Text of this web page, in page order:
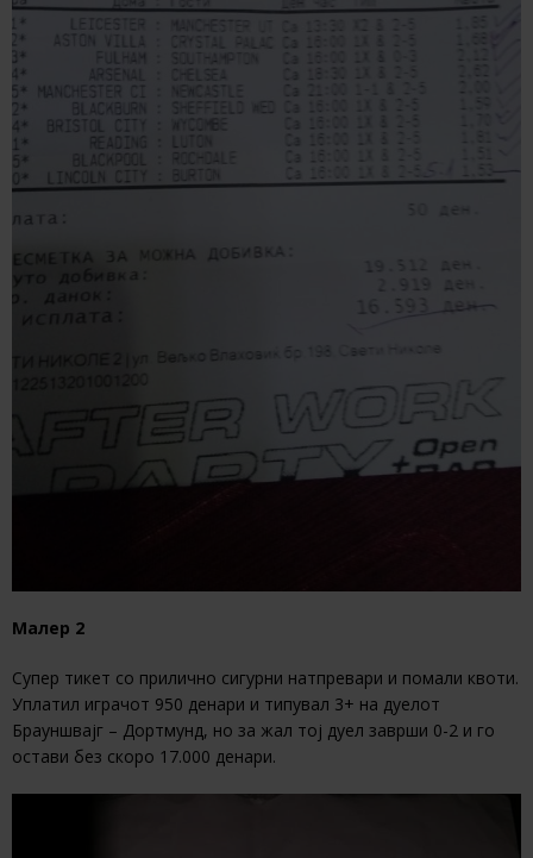
Малер 2
Супер тикет со прилично сигурни натпревари и помали квоти.
Уплатил играчот 950 денари и типувал 3+ на дуелот
Брауншвајг – Дортмунд, но за жал тој дуел заврши 0-2 и го
остави без скоро 17.000 денари.